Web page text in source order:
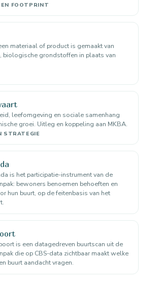
FOOTPRINT
materiaal of product is gemaakt van
biologische grondstoffen in plaats van
leefomgeving en sociale samenhang
groei. Uitleg en koppeling aan MKBA.
STRATEGIE
is het participatie-instrument van de
bewoners benoemen behoeften en
hun buurt, op de feitenbasis van het
is een datagedreven buurtscan uit de
die op CBS-data zichtbaar maakt welke
buurt aandacht vragen.